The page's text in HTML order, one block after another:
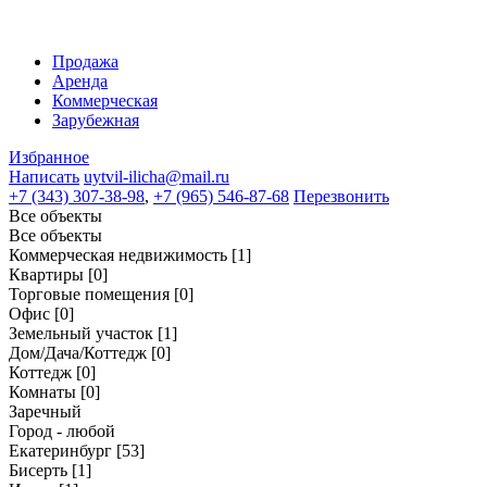
Продажа
Аренда
Коммерческая
Зарубежная
Избранное
Написать uytvil-ilicha@mail.ru
+7 (343) 307-38-98, +7 (965) 546-87-68 Перезвонить
Все объекты
Все объекты
Коммерческая недвижимость [1]
Квартиры [0]
Торговые помещения [0]
Офис [0]
Земельный участок [1]
Дом/Дача/Коттедж [0]
Коттедж [0]
Комнаты [0]
Заречный
Город - любой
Екатеринбург [53]
Бисерть [1]